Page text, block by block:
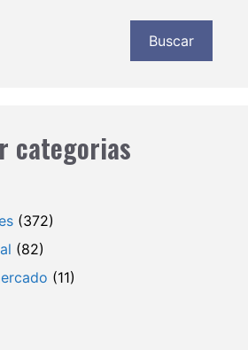
Buscar
categorias
(372)
(82)
(11)